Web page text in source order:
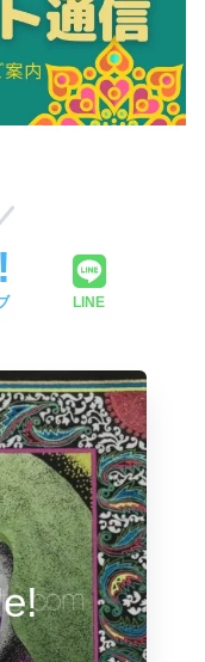
LINE